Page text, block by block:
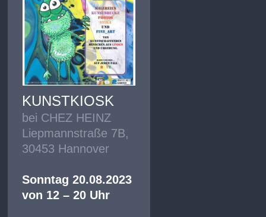
KUNSTKIOSK
bei CHEZ HEINZ
Liepmannstraße 7B,
30453 Hannover
Sonntag 20.08.2023
von 12 – 20 Uhr